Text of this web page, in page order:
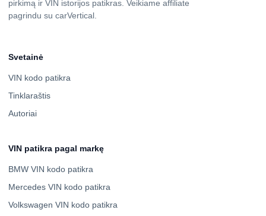
pirkimą ir VIN istorijos patikras. Veikiame affiliate
pagrindu su carVertical.
Svetainė
VIN kodo patikra
Tinklaraštis
Autoriai
VIN patikra pagal markę
BMW VIN kodo patikra
Mercedes VIN kodo patikra
Volkswagen VIN kodo patikra